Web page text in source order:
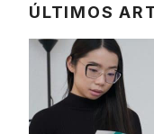
ÚLTIMOS